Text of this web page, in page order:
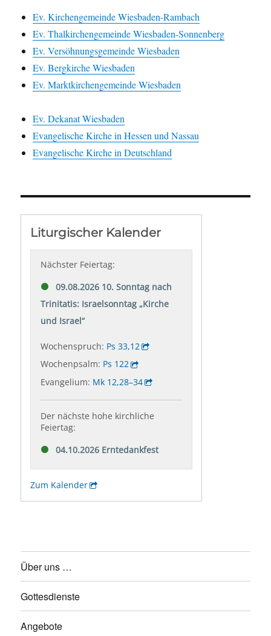
Ev. Kirchengemeinde Wiesbaden-Rambach
Ev. Thalkirchengemeinde Wiesbaden-Sonnenberg
Ev. Versöhnungsgemeinde Wiesbaden
Ev. Bergkirche Wiesbaden
Ev. Marktkirchengemeinde Wiesbaden
Ev. Dekanat Wiesbaden
Evangelische Kirche in Hessen und Nassau
Evangelische Kirche in Deutschland
Über uns …
Gottesdienste
Angebote